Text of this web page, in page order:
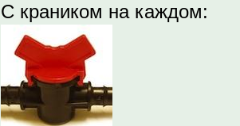
С краником на каждом: